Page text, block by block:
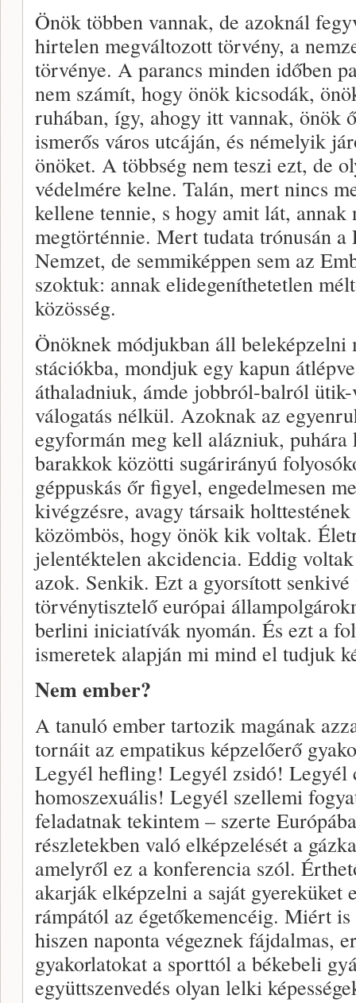
Önök többen vannak, de azoknál
hirtelen megváltozott törvény, a
törvénye. A parancs minden időben
nem számít, hogy önök kicsodák,
ruhában, így, ahogy itt vannak, önök
ismerős város utcáján, és némelyik
önöket. A többség nem teszi ezt, de
védelmére kelne. Talán, mert nincs
kellene tennie, s hogy amit lát, annak
megtörténnie. Mert tudata trónusán a
Nemzet, de semmiképpen sem az
szoktuk: annak elidegeníthetetlen
közösség.
Önöknek módjukban áll beleképzelni
stációkba, mondjuk egy kapun
áthaladniuk, ámde jobbról-balról
válogatás nélkül. Azoknak az
egyformán meg kell alázniuk,
barakkok közötti sugárirányú
géppuskás őr figyel, engedelmesen
kivégzésre, avagy társaik
közömbös, hogy önök kik voltak.
jelentéktelen akcidencia. Eddig
azok. Senkik. Ezt a gyorsított
törvénytisztelő európai
berlini iniciatívák nyomán. És ezt a
ismeretek alapján mi mind el tudjuk
Nem ember?
A tanuló ember tartozik magának
tornáit az empatikus képzelőerő
Legyél hefling! Legyél zsidó! Legyél
homoszexuális! Legyél szellemi
feladatnak tekintem – szerte
részletekben való elképzelését a
amelyről ez a konferencia szól.
akarják elképzelni a saját gyereküket
rámpától az égetőkemencéig. Miért
hiszen naponta végeznek fájdalmas,
gyakorlatokat a sporttól a békebeli
együttszenvedés olyan lelki